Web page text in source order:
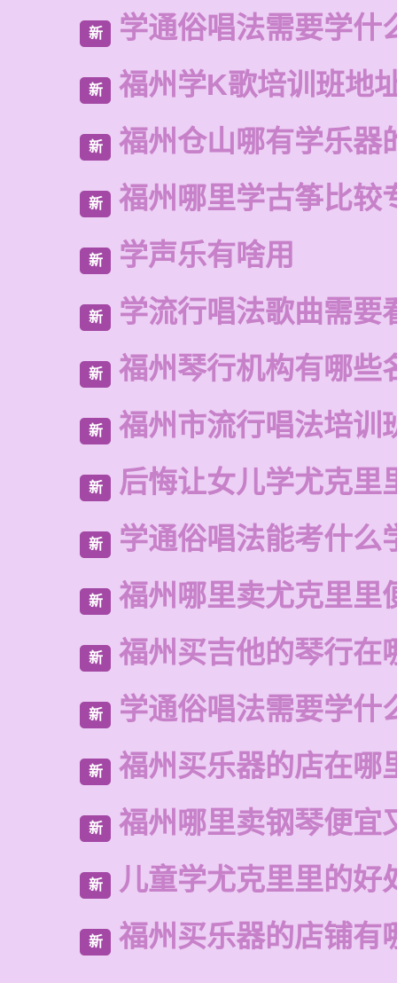
新 学通俗唱法需要学什
新 福州学K歌培训班地
新 福州仓山哪有学乐器
新 福州哪里学古筝比较
新 学声乐有啥用
新 学流行唱法歌曲需要
新 福州琴行机构有哪些
新 福州市流行唱法培训
新 后悔让女儿学尤克里
新 学通俗唱法能考什么
新 福州哪里卖尤克里里
新 福州买吉他的琴行在
新 学通俗唱法需要学什
新 福州买乐器的店在哪
新 福州哪里卖钢琴便宜
新 儿童学尤克里里的好
新 福州买乐器的店铺有